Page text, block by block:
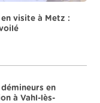
visite à Metz :
démineurs en
à Vahl-lès-